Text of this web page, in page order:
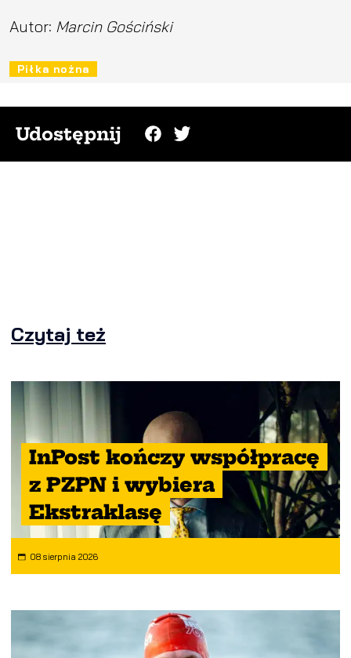
Autor: Marcin Gościński
Piłka nożna
Udostępnij
Czytaj też
InPost kończy współpracę
z PZPN i wybiera
Ekstraklasę
08 sierpnia 2026